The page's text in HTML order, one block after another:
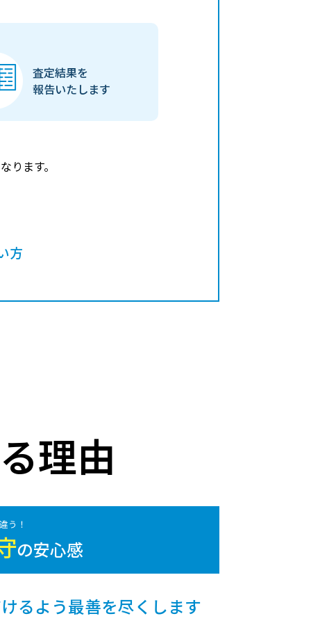
ります。
査定結果を
報告いたします
方
理由
う！
の安心感
るよう最善を尽くします